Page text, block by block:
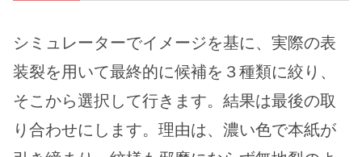
シミュレーターでイメージを基に、実際の表
装裂を用いて最終的に候補を３種類に絞り、
そこから選択して行きます。結果は最後の取
り合わせにします。理由は、濃い色で本紙が